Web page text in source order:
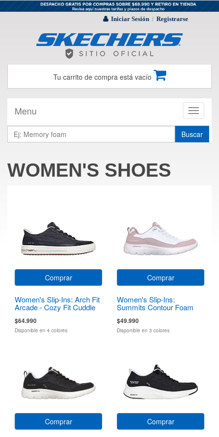
Iniciar Sesión / Registrarse
Tu carrito de compra está vacío
Toggle
Menu
Buscar
WOMEN'S SHOES
Comprar
Women's Slip-Ins: Arch Fit
Arcade - Cozy Fit Cuddle
$64.990
Disponible en 4 colores
Comprar
Women's Slip-Ins:
Summits Contour Foam
$49.990
Disponible en 3 colores
Comprar Comprar